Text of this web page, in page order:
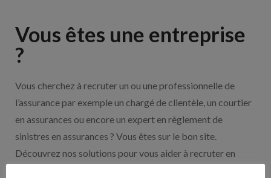
Vous êtes une entreprise
?
Vous cherchez à recruter un ou une professionnelle de
l’assurance par exemple un chargé de clientèle, un courtier
en assurances ou encore un expert en règlement de
sinistres en assurances ? Vous êtes sur le bon site.
Découvrez nos solutions pour vous aider à recruter en